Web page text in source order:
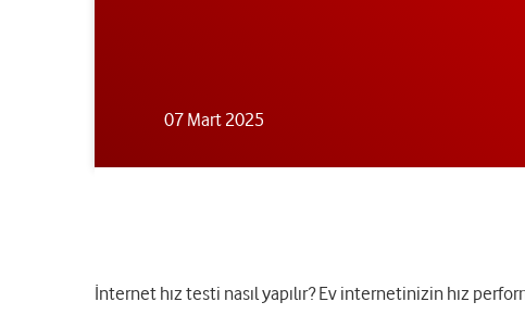
07 Mart 2025
İnternet hız testi nasıl yapılır? Ev internetinizin hız